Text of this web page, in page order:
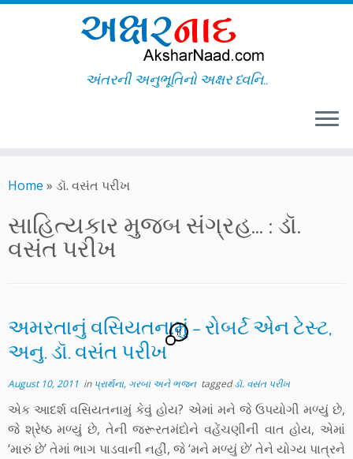
to
અંતરની અનુભૂતિનો અક્ષર ધ્વનિ..
Home » ડૉ. વસંત પરીખ
સાહિત્યકાર મુજબ સંગ્રહ... : ડૉ.
વસંત પરીખ
અમરતાનું વસિયતનામું – રોબર્ટ એન ટેસ્ટ,
અનુ. ડૉ. વસંત પરીખ
11
August 10, 2011 in પ્રાર્થના, ગરબા અને ભજન taggedડૉ. વસંત પરીખ
એક આદર્શ વસિયતનામું કેવું હોય? એમાં મને જે ઉપયોગી મળ્યું છે,
જે શ્રેષ્ઠ મળ્યું છે, તેની જરૂરતમંદોને વહેંચણીની વાત હોય, એમાં
‘મારું છે’ તેમાં ભાગ પાડવાની નહીં, જે ‘મને મળ્યું છે’ તેને યોગ્ય પાત્રને